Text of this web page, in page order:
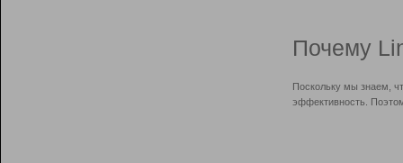
Почему
Поскольку мы знаем,
эффективность.